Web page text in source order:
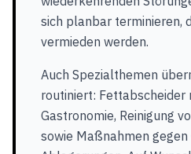
sich planbar terminieren,
vermieden werden.
Auch Spezialthemen
routiniert: Fettabscheider
Gastronomie, Reinigung
sowie Maßnahmen gegen